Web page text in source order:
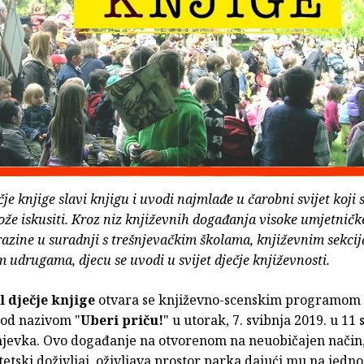
knjige slavi knjigu i uvodi najmlađe u čarobni svijet koji
iskusiti. Kroz niz književnih događanja visoke
u suradnji s trešnjevačkim školama, književnim
udrugama, djecu se uvodi u svijet dječje književnosti.
dječje knjige otvara se književno-scenskim programom
nazivom "Uberi priču!" u utorak, 7. svibnja 2019. u 11
Ovo događanje na otvorenom na neuobičajen
doživljaj, oživljava prostor parka dajući mu na jedno